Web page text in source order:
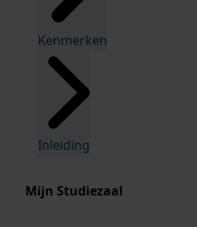
Kenmerken
Inleiding
Mijn Studiezaal